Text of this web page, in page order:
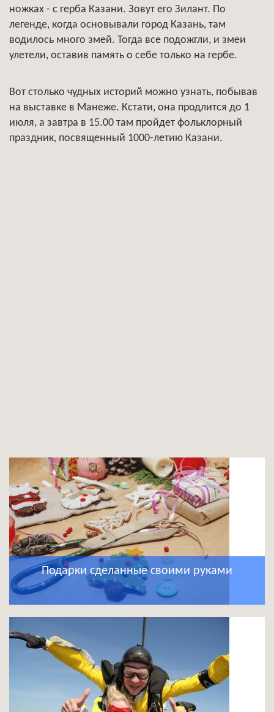
ножках - с герба Казани. Зовут его Зилант. По
легенде, когда основывали город Казань, там
водилось много змей. Тогда все подожгли, и змеи
улетели, оставив память о себе только на гербе.
Вот столько чудных историй можно узнать, побывав
на выставке в Манеже. Кстати, она продлится до 1
июля, а завтра в 15.00 там пройдет фольклорный
праздник, посвященный 1000-летию Казани.
Подарки сделанные своими руками